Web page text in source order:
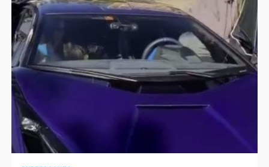
NEWSLETTER
SÍGUENOS